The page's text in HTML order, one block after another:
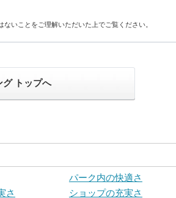
いことをご理解いただいた上でご覧ください。
グ トップへ
パーク内の快適さ
さ
ショップの充実さ